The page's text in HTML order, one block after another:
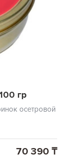
гр
осетровой
70 390 ₸